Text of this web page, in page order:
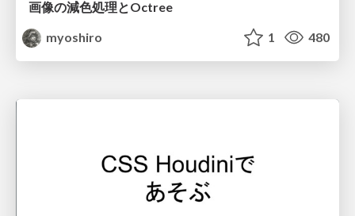
画像の減色処理とOctree
myoshiro
1 480